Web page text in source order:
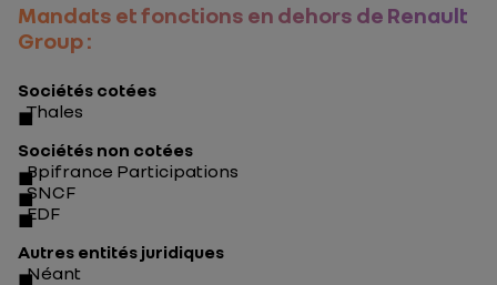
Mandats et fonctions en dehors de Renault
Group :
Sociétés cotées
Thales
Sociétés non cotées
Bpifrance Participations
SNCF
EDF
Autres entités juridiques
Néant